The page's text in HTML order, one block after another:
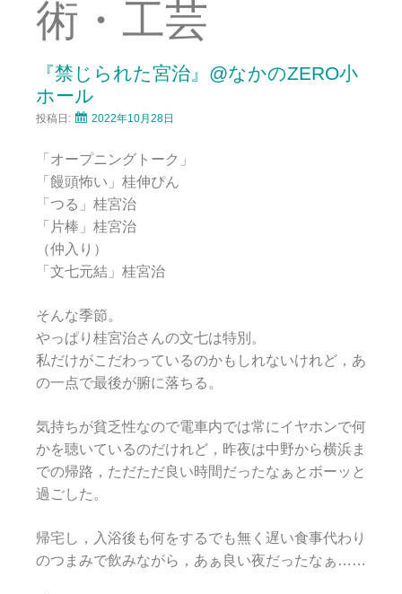
キ
ッ
プ
術・工芸
『禁じられた宮治』@なかのZERO小
ホール
投稿日: 2022年10月28日
「オープニングトーク」
「饅頭怖い」桂伸ぴん
「つる」桂宮治
「片棒」桂宮治
（仲入り）
「文七元結」桂宮治
そんな季節。
やっぱり桂宮治さんの文七は特別。
私だけがこだわっているのかもしれないけれど，あ
の一点で最後が腑に落ちる。
気持ちが貧乏性なので電車内では常にイヤホンで何
かを聴いているのだけれど，昨夜は中野から横浜ま
での帰路，ただただ良い時間だったなぁとボーッと
過ごした。
帰宅し，入浴後も何をするでも無く遅い食事代わり
のつまみで飲みながら，あぁ良い夜だったなぁ……